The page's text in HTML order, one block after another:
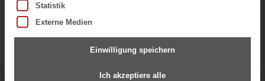
Statistik
Externe Medien
Einwilligung speichern
Ich akzeptiere alle